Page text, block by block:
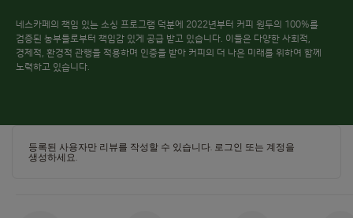
네스카페의 책임 있는 소싱 프로그램 덕분에 2022년부터 커피 원두의 100%를
검증된 농부들로부터 책임감 있게 공급 받고 있습니다. 이들은 다양한 사회적,
경제적, 환경적 관행을 적용하며 인증을 받아 커피의 더 나은 미래를 위하여 함께
노력하고 있습니다.
등록된 사용자만 리뷰를 작성할 수 있습니다. 로그인 또는 계정을
생성하세요